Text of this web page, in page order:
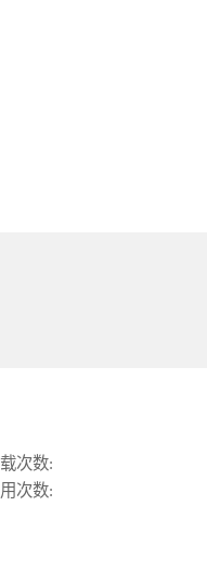
次数:
次数: